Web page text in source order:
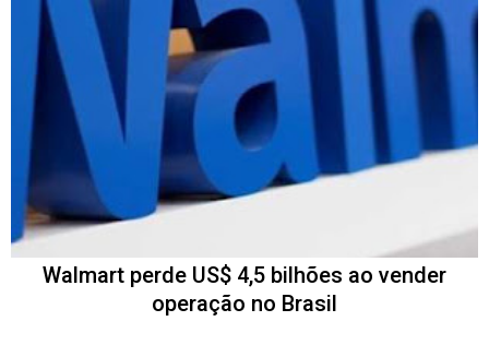
Walmart perde US$ 4,5 bilhões ao vender
operação no Brasil